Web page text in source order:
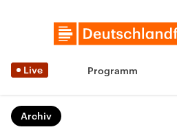
Live Programm
Archiv